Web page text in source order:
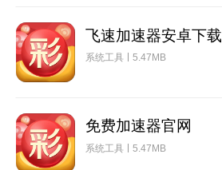
飞速加速器安卓下载
系统工具 5.47MB
免费加速器官网
系统工具 5.47MB